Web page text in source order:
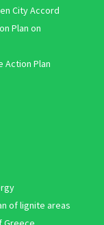
City Accord
Plan on
Action Plan
of lignite areas